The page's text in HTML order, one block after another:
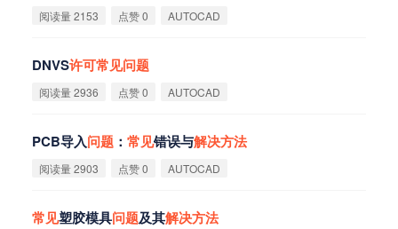
阅读量 2153 点赞 0 AUTOCAD
DNVS许可常见问题
阅读量 2936 点赞 0 AUTOCAD
PCB导入问题 ： 常见错误与解决方法
阅读量 2903 点赞 0 AUTOCAD
常见塑胶模具问题及其解决方法